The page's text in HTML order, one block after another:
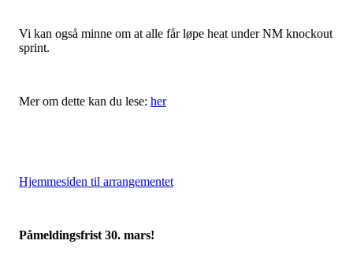
Vi kan også minne om at alle får løpe heat under NM knockout
sprint.
Mer om dette kan du lese: her
Hjemmesiden til arrangementet
Påmeldingsfrist 30. mars!